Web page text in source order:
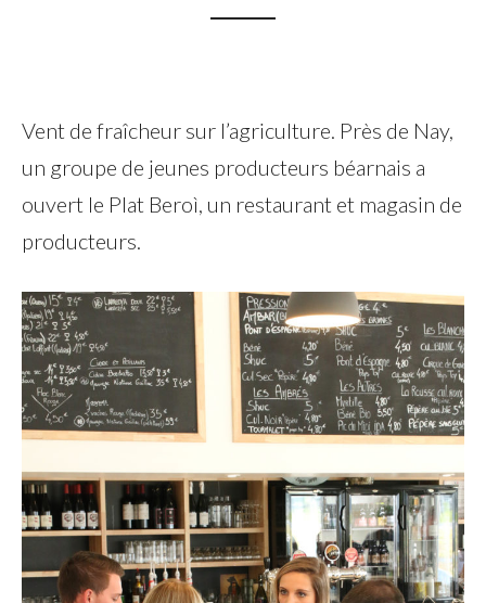
Vent de fraîcheur sur l’agriculture. Près de Nay,
un groupe de jeunes producteurs béarnais a
ouvert le Plat Beroì, un restaurant et magasin de
producteurs.